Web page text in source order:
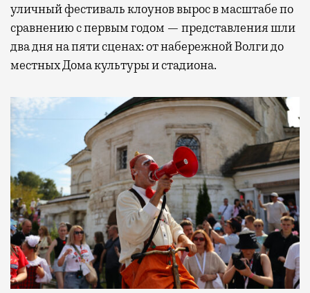
уличный фестиваль клоунов вырос в масштабе по
сравнению с первым годом — представления шли
два дня на пяти сценах: от набережной Волги до
местных Дома культуры и стадиона.